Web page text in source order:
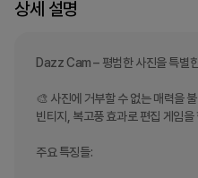
상세 설명
Dazz Cam – 평범한 사진을 특별
🎨 사진에 거부할 수 없는 매력을
빈티지, 복고풍 효과로 편집 게임을
주요 특징들: